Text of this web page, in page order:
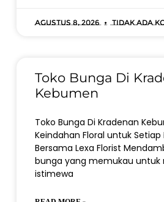
Agustus 8, 2026 Tidak ada
Toko Bunga Di
Kebumen
Toko Bunga Di Kradenan
Keindahan Floral untuk Setiap
Bersama Lexa Florist
bunga yang memukau untuk
istimewa